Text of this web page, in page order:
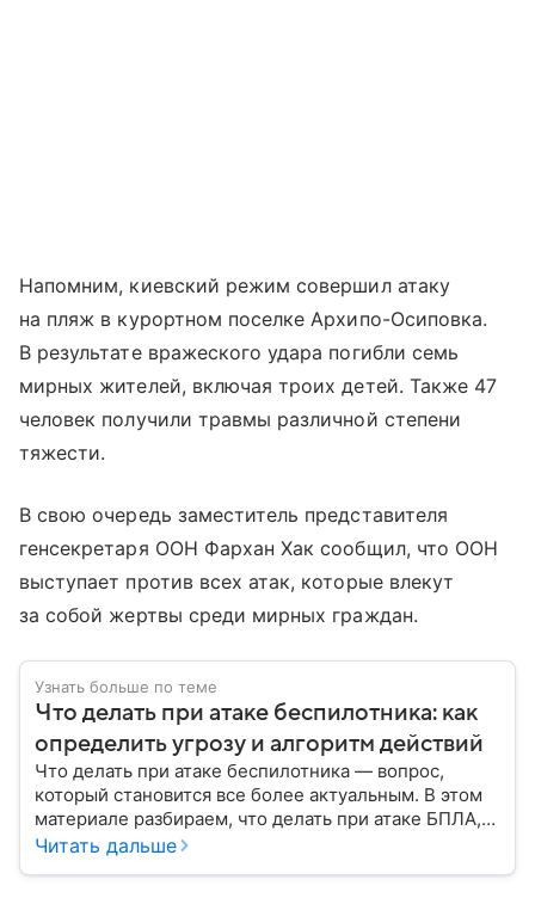
Напомним, киевский режим совершил атаку
на пляж в курортном поселке Архипо-Осиповка.
В результате вражеского удара погибли семь
мирных жителей, включая троих детей. Также 47
человек получили травмы различной степени
тяжести.
В свою очередь заместитель представителя
генсекретаря ООН Фархан Хак сообщил, что ООН
выступает против всех атак, которые влекут
за собой жертвы среди мирных граждан.
Узнать больше по теме
Что делать при атаке беспилотника: как
определить угрозу и алгоритм действий
Что делать при атаке беспилотника — вопрос,
который становится все более актуальным. В этом
материале разбираем, что делать при атаке БПЛА,
как распознать угрозу, какие действия предпринять
Читать дальше